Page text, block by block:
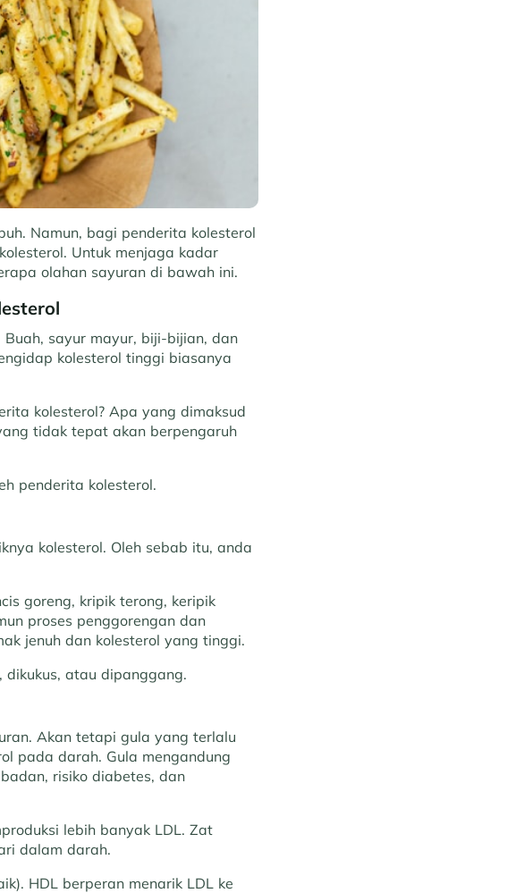
Namun, bagi penderita kolesterol
Untuk menjaga kadar
olahan sayuran di bawah ini.
sayur mayur, biji-bijian, dan
kolesterol tinggi biasanya
kolesterol? Apa yang dimaksud
tidak tepat akan berpengaruh
penderita kolesterol.
kolesterol. Oleh sebab itu, anda
goreng, kripik terong, keripik
proses penggorengan dan
jenuh dan kolesterol yang tinggi.
atau dipanggang.
Akan tetapi gula yang terlalu
pada darah. Gula mengandung
risiko diabetes, dan
lebih banyak LDL. Zat
dalam darah.
HDL berperan menarik LDL ke